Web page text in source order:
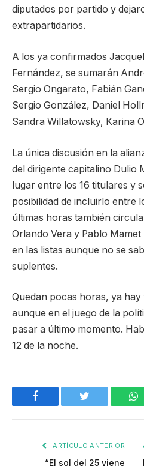
diputados por partido y
extrapartidarios.
A los ya confirmados
Fernández, se sumarán
Sergio Ongarato, Fabián
Sergio González, Daniel
Sandra Willatowsky, Karina
La única discusión en la
del dirigente capitalino Dulio
lugar entre los 16 titulares y
posibilidad de incluirlo entre
últimas horas también
Orlando Vera y Pablo
en las listas aunque no se
suplentes.
Quedan pocas horas, ya
aunque en el juego de la
pasar a último momento.
12 de la noche.
Facebook Twitter
ARTÍCULO ANTERIOR
“El sol del 25 viene